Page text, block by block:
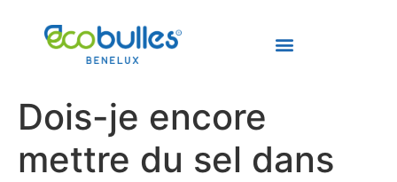
Dois-je encore
mettre du sel dans